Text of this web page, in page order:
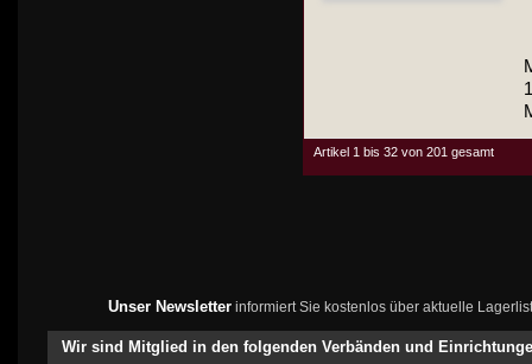
Artikel 1 bis 32 von 201 gesamt
Unser Newsletterinformiert Sie kostenlos über aktuelle
Wir sind Mitglied in den folgenden Verbänden und